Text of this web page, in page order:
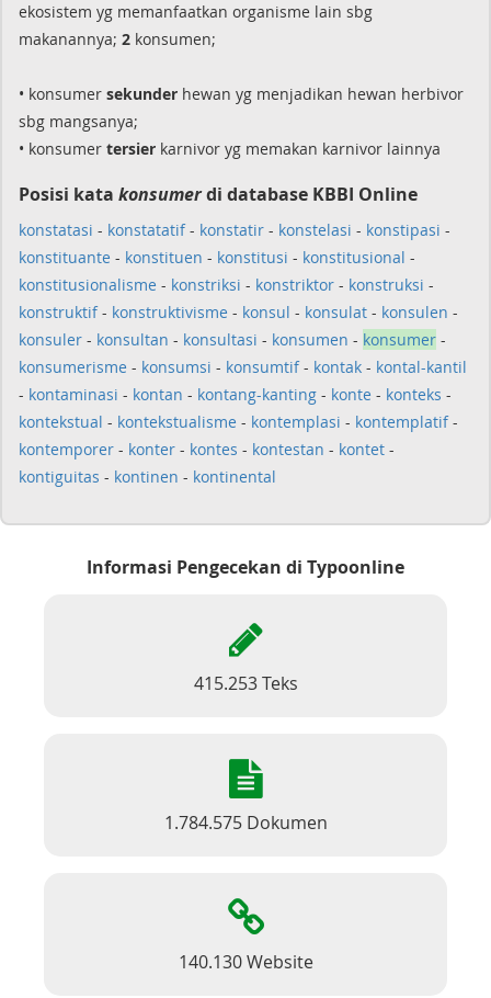
ekosistem yg memanfaatkan organisme lain sbg
makanannya; 2 konsumen;
• konsumer sekunder hewan yg menjadikan hewan herbivor
sbg mangsanya;
• konsumer tersier karnivor yg memakan karnivor lainnya
Posisi kata konsumerdi database KBBI Online
konstatasi - konstatatif- konstatir - konstelasi - konstipasi -
konstituante - konstituen - konstitusi - konstitusional -
konstitusionalisme - konstriksi - konstriktor - konstruksi -
konstruktif- konstruktivisme - konsul - konsulat - konsulen -
konsuler - konsultan - konsultasi - konsumen - konsumer -
konsumerisme - konsumsi - konsumtif- kontak - kontal-kantil
- kontaminasi - kontan - kontang-kanting - konte - konteks -
kontekstual - kontekstualisme - kontemplasi - kontemplatif-
kontemporer - konter - kontes - kontestan - kontet -
kontiguitas - kontinen - kontinental
Informasi Pengecekan di Typoonline
415.253 Teks
1.784.575 Dokumen
140.130 Website